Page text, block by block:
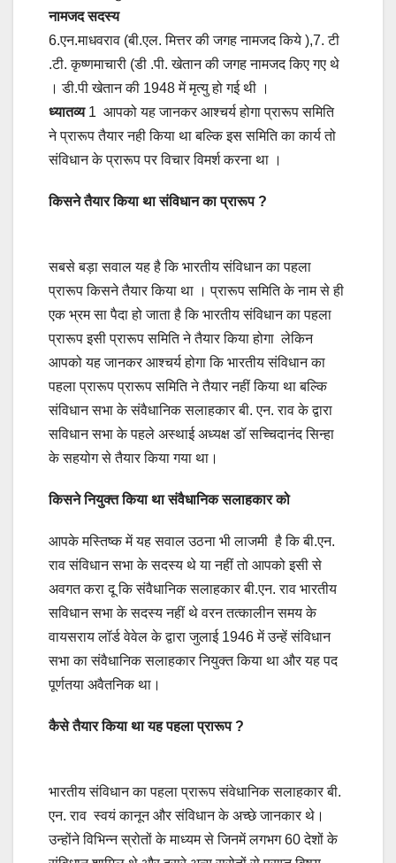
नामजद सदस्य
6.एन.माधवराव (बी.एल. मित्तर की जगह नामजद किये ),7. टी
.टी. कृष्णमाचारी (डी .पी. खेतान की जगह नामजद किए गए थे
। डी.पी खेतान की 1948 में मृत्यु हो गई थी ।
ध्यातव्य1 आपको यह जानकर आश्चर्य होगा प्रारूप समिति
ने प्रारूप तैयार नही किया था बल्कि इस समिति का कार्य तो
संविधान के प्रारूप पर विचार विमर्श करना था ।
किसने तैयार किया था संविधान का प्रारूप ?
सबसे बड़ा सवाल यह है कि भारतीय संविधान का पहला
प्रारूप किसने तैयार किया था । प्रारूप समिति के नाम से ही
एक भ्रम सा पैदा हो जाता है कि भारतीय संविधान का पहला
प्रारूप इसी प्रारूप समिति ने तैयार किया होगा लेकिन
आपको यह जानकर आश्चर्य होगा कि भारतीय संविधान का
पहला प्रारूप प्रारूप समिति ने तैयार नहीं किया था बल्कि
संविधान सभा के संवैधानिक सलाहकार बी. एन. राव के द्वारा
सविधान सभा के पहले अस्थाई अध्यक्ष डॉ सच्चिदानंद सिन्हा
के सहयोग से तैयार किया गया था।
किसने नियुक्त किया था संवैधानिक सलाहकार को
आपके मस्तिष्क में यह सवाल उठना भी लाजमी है कि बी.एन.
राव संविधान सभा के सदस्य थे या नहीं तो आपको इसी से
अवगत करा दू कि संवैधानिक सलाहकार बी.एन. राव भारतीय
सविधान सभा के सदस्य नहीं थे वरन तत्कालीन समय के
वायसराय लॉर्ड वेवेल के द्वारा जुलाई 1946 में उन्हें संविधान
सभा का संवैधानिक सलाहकार नियुक्त किया था और यह पद
पूर्णतया अवैतनिक था।
कैसे तैयार किया था यह पहला प्रारूप ?
भारतीय संविधान का पहला प्रारूप संवेधानिक सलाहकार बी.
एन. राव स्वयं कानून और संविधान के अच्छे जानकार थे।
उन्होंने विभिन्न स्रोतों के माध्यम से जिनमें लगभग 60 देशों के